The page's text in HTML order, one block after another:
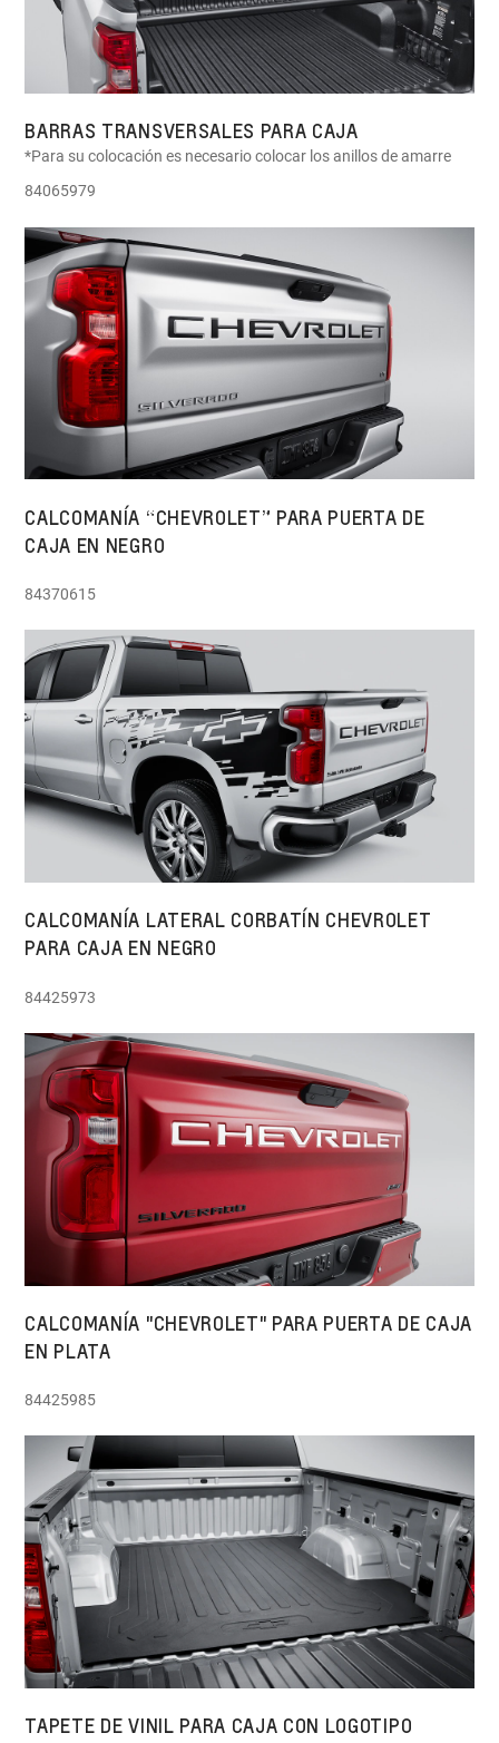
BARRAS TRANSVERSALES PARA CAJA
*Para su colocación es necesario colocar los anillos de amarre
84065979
CALCOMANÍA “CHEVROLET” PARA PUERTA DE
CAJA EN NEGRO
84370615
CALCOMANÍA LATERAL CORBATÍN CHEVROLET
PARA CAJA EN NEGRO
84425973
CALCOMANÍA "CHEVROLET" PARA PUERTA DE CAJA
EN PLATA
84425985
TAPETE DE VINIL PARA CAJA CON LOGOTIPO